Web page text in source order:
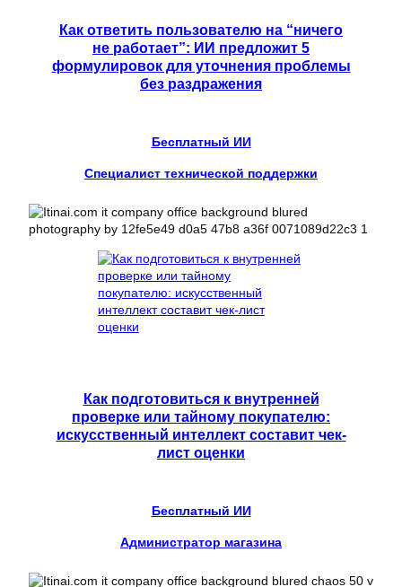
Как ответить пользователю на “ничего
не работает”: ИИ предложит 5
формулировок для уточнения проблемы
без раздражения
Бесплатный ИИ
Специалист технической поддержки
Как подготовиться к внутренней
проверке или тайному покупателю:
искусственный интеллект составит чек-
лист оценки
Бесплатный ИИ
Администратор магазина